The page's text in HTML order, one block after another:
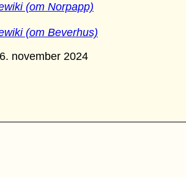
(om Norpapp)
(om Beverhus)
november 2024